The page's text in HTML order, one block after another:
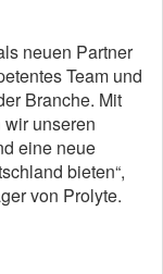
neuen Partner
Team und
Branche. Mit
unseren
eine neue
bieten“,
von Prolyte.